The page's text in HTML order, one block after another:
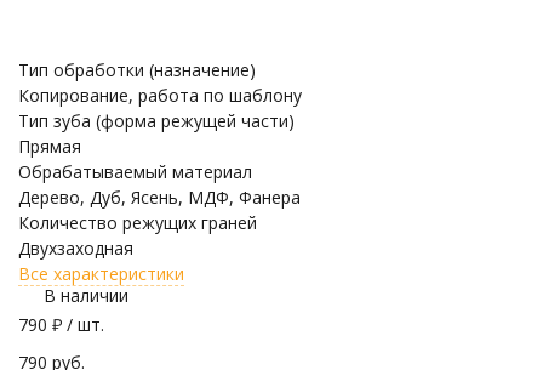
Тип обработки (назначение)
Копирование, работа по шаблону
Тип зуба (форма режущей части)
Прямая
Обрабатываемый материал
Дерево, Дуб, Ясень, МДФ, Фанера
Количество режущих граней
Двухзаходная
Все характеристики
В наличии
790 ₽ / шт.
790 руб.